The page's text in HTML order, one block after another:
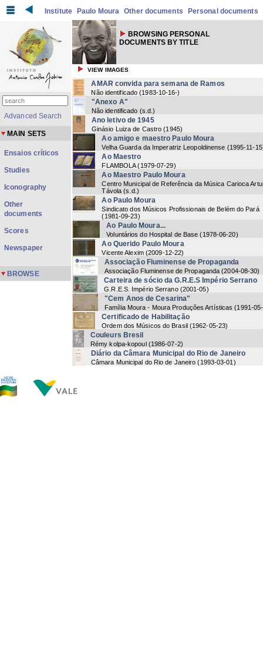
Institute Paulo Moura Other documents Personal documents
BROWSING PERSONAL
DOCUMENTS BY TITLE
VIEW IMAGES
AMAR convida para semana de Ramos
Não identificado (1983-10-16-)
"Anexo A"
Não identificado (s.d.)
Ano letivo de 1945
Ginásio Luiza de Castro (1945)
Ao amigo e maestro Paulo Moura
Velha Guarda da Imperatriz Leopoldinense (1995-11-15
Ao Maestro
FLAMBOLA (1979-07-29)
Ao Maestro Paulo Moura
Centro Municipal de Referência da Música Carioca
Távola (s.d. )
Ao Paulo Moura
Sindicato dos Músicos Profissionais de Belém do Pará
(1981-09-23)
Ao Paulo Moura...
Voluntários do Hospital de Base (1978-06-20)
Ao Querido Paulo Moura
Vicente Alexim (2009-12-22)
Associação Fluminense de Propaganda
Associação Fluminense de Propaganda (2004-08-30)
Carteira de sócio da G.R.E.S Império Serrano
G.R.E.S. Império Serrano (2001-05)
"Cem Anos de Cesarina"
Família Moura - Moura Produções Artísticas (1991-
Certificado de Habilitação
Ordem dos Músicos do Brasil (1962-05-23)
Couleurs Bresil
Rémy kolpa-kopoul (1986-07-2)
Diário da Câmara Municipal do Rio de Janeiro
Câmara Municipal do Rio de Janeiro (1993-03-01 )
Advanced Search
MAIN SETS
Ensaios críticos
Studies
Iconography
Other
documents
Scores
Newspaper
BROWSE